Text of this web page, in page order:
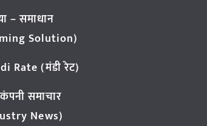
– समाधान
Solution)
Rate (मंडी रेट)
समाचार
News)